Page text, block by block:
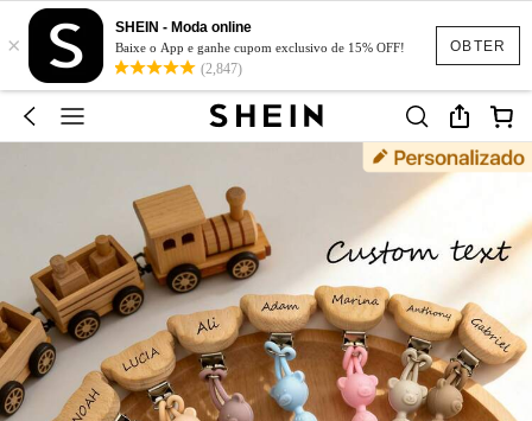
OBTER
×
SHEIN - Moda online
Baixe o App e ganhe cupom exclusivo de 15% OFF!
(2,847)